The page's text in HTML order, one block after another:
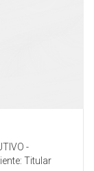
-
Titular